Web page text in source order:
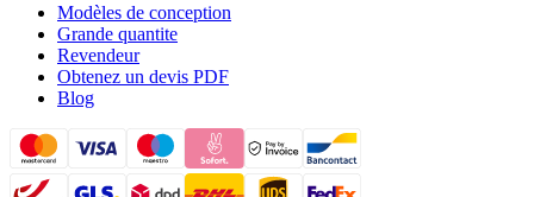
Modèles de conception
Grande quantite
Revendeur
Obtenez un devis PDF
Blog